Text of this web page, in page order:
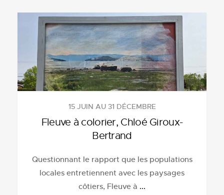
15 JUIN AU 31 DÉCEMBRE
Fleuve à colorier, Chloé Giroux-
Bertrand
Questionnant le rapport que les populations
locales entretiennent avec les paysages
côtiers, Fleuve à ...